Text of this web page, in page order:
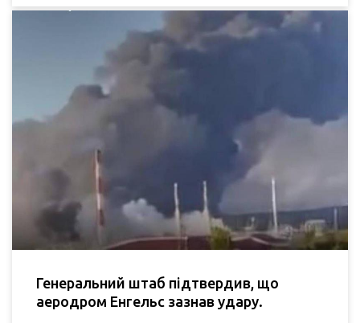
Генеральний штаб підтвердив, що
аеродром Енгельс зазнав удару.